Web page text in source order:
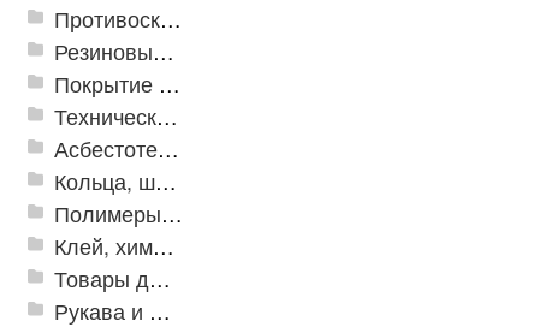
Противоскользящая защита для лестниц, профили, ленты
Резиновые и ПВХ дорожки
Покрытие из резиновой крошки
Техническая резина
Асбестотехнические и теплоизоляционные материалы
Кольца, шайбы, манжеты
Полимеры и пластики
Клей, химия, сопутствующие товары
Товары для дома
Рукава и шланги промышленные